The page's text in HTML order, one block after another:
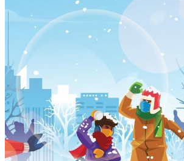
Immagini Editoriali
Eventi Editoriali